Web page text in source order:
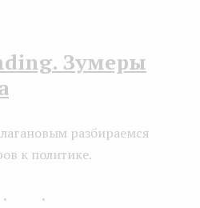
Зумеры
разбираемся
к политике.